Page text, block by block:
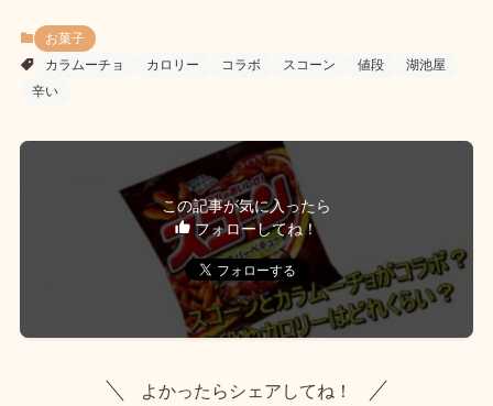
お菓子
カラムーチョ
カロリー コラボ スコーン 値段
湖池屋
辛い
この記事が気に入ったら
フォローしてね！
よかったらシェアしてね！